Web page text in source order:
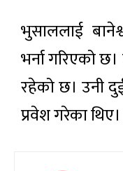
भुसाललाई
भर्ना गरिएको
रहेको छ। उनी
प्रवेश गरेका थिए।